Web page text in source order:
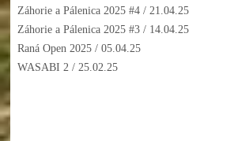
Záhorie a Pálenica 2025 #4/ 21.04.25
Záhorie a Pálenica 2025 #3/ 14.04.25
Raná Open 2025/ 05.04.25
WASABI 2 / 25.02.25